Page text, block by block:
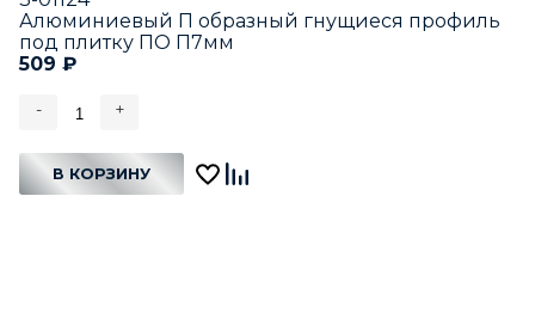
Алюминиевый П образный гнущиеся профиль
под плитку ПО П7мм
509 ₽
- +
В КОРЗИНУ